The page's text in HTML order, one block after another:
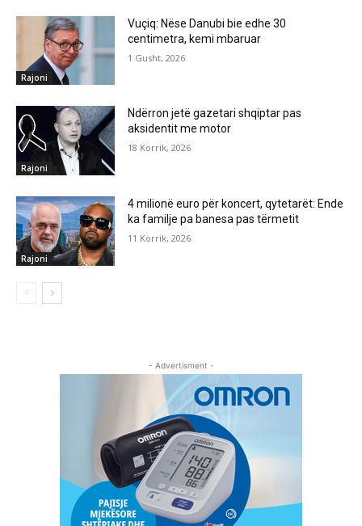
Rajoni
Vuçiq: Nëse Danubi bie edhe 30
centimetra, kemi mbaruar
1 Gusht, 2026
Rajoni
Ndërron jetë gazetari shqiptar pas
aksidentit me motor
18 Korrik, 2026
Rajoni
4 milionë euro për koncert, qytetarët: Ende
ka familje pa banesa pas tërmetit
11 Korrik, 2026
- Advertisment -